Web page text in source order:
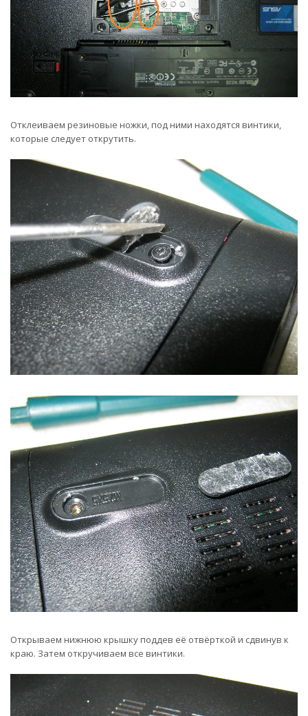
Отклеиваем резиновые ножки, под ними находятся винтики,
которые следует открутить.
Открываем нижнюю крышку поддев её отвёрткой и сдвинув к
краю. Затем откручиваем все винтики.